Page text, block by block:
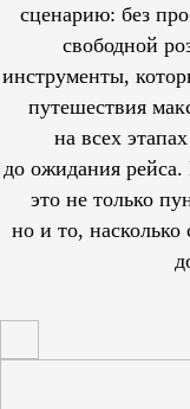
сценарию: без
свободной
инструменты,
путешествия
на всех
до ожидания
это не только
но и то, насколько